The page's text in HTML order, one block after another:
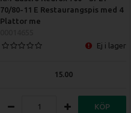
70/80-11 E Restaurangspis med 4
Plattor me
Ej i lager
15.00
KÖP